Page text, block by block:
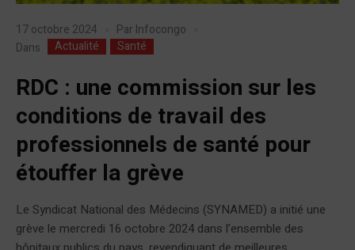
17 octobre 2024 Par Infocongo
Dans
Actualité Santé
RDC : une commission sur les
conditions de travail des
professionnels de santé pour
étouffer la grève
Le Syndicat National des Médecins (SYNAMED) a initié une
grève le mercredi 16 octobre 2024 dans l’ensemble des